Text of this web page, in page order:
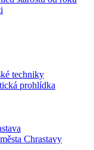
techniky
prohlídka
Chrastavy